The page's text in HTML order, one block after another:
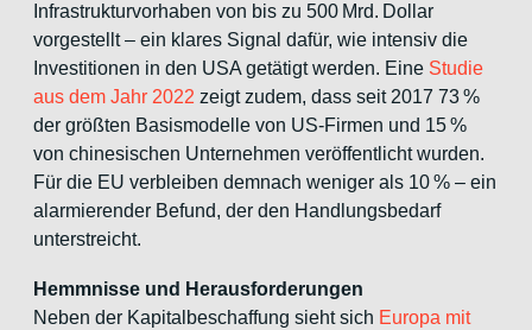
Infrastrukturvorhaben von bis zu 500 Mrd. Dollar
vorgestellt – ein klares Signal dafür, wie intensiv die
Investitionen in den USA getätigt werden. Eine Studie
aus dem Jahr 2022 zeigt zudem, dass seit 2017 73 %
der größten Basismodelle von US-Firmen und 15 %
von chinesischen Unternehmen veröffentlicht wurden.
Für die EU verbleiben demnach weniger als 10 % – ein
alarmierender Befund, der den Handlungsbedarf
unterstreicht.
Hemmnisse und Herausforderungen
Neben der Kapitalbeschaffung sieht sich Europa mit